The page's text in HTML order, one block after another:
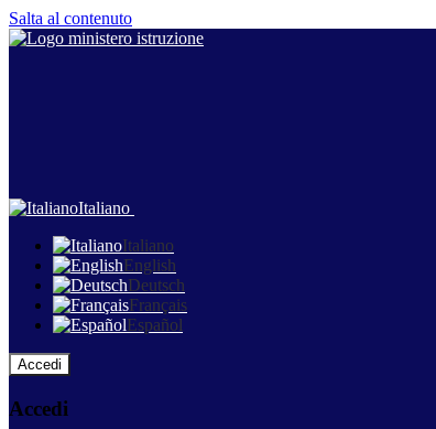
Salta al contenuto
Italiano
Italiano
English
Deutsch
Français
Español
Accedi
Accedi